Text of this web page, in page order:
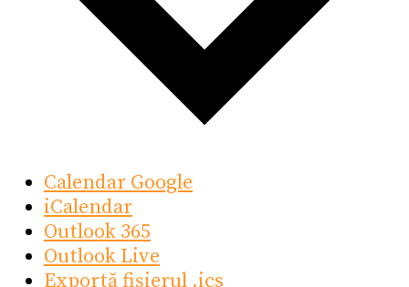
Calendar Google
iCalendar
Outlook 365
Outlook Live
Exportă fișierul .ics